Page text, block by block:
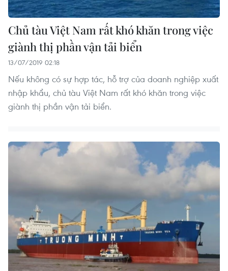
Chủ tàu Việt Nam rất khó khăn trong việc
giành thị phần vận tải biển
13/07/2019 02:18
Nếu không có sự hợp tác, hỗ trợ của doanh nghiệp xuất
nhập khẩu, chủ tàu Việt Nam rất khó khăn trong việc
giành thị phần vận tải biển.